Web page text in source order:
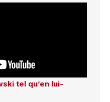
tel qu’en lui-